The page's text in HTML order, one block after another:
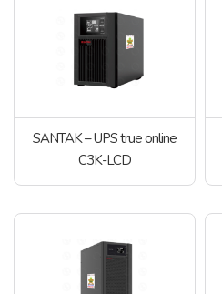
SANTAK – UPS true online
C3K-LCD